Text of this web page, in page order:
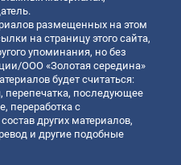
размещенных на этом
на страницу этого сайта,
упоминания, но без
ООО «Золотая середина»
будет считаться:
перепечатка, последующее
переработка с
других материалов,
и другие подобные